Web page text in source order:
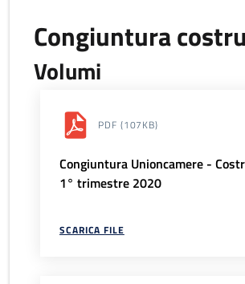
Congiuntura
Volumi
PDF (107KB)
Congiuntura Unioncamere -
1° trimestre 2020
SCARICA FILE